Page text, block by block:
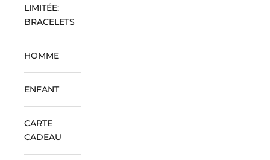
LIMITÉE:
BRACELETS
HOMME
ENFANT
CARTE
CADEAU